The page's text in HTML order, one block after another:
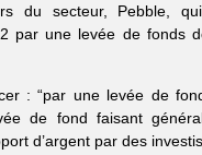
du secteur, Pebble,
par une levée de fonds
: “par une levée de
de fond faisant
d’argent par des